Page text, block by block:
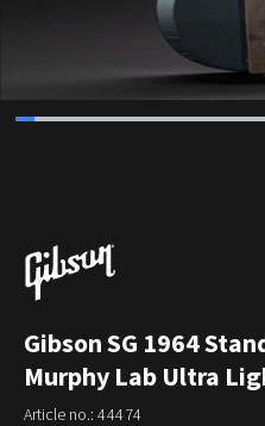
Gibson SG 1964
Murphy Lab Ultra
Article no.: 44474